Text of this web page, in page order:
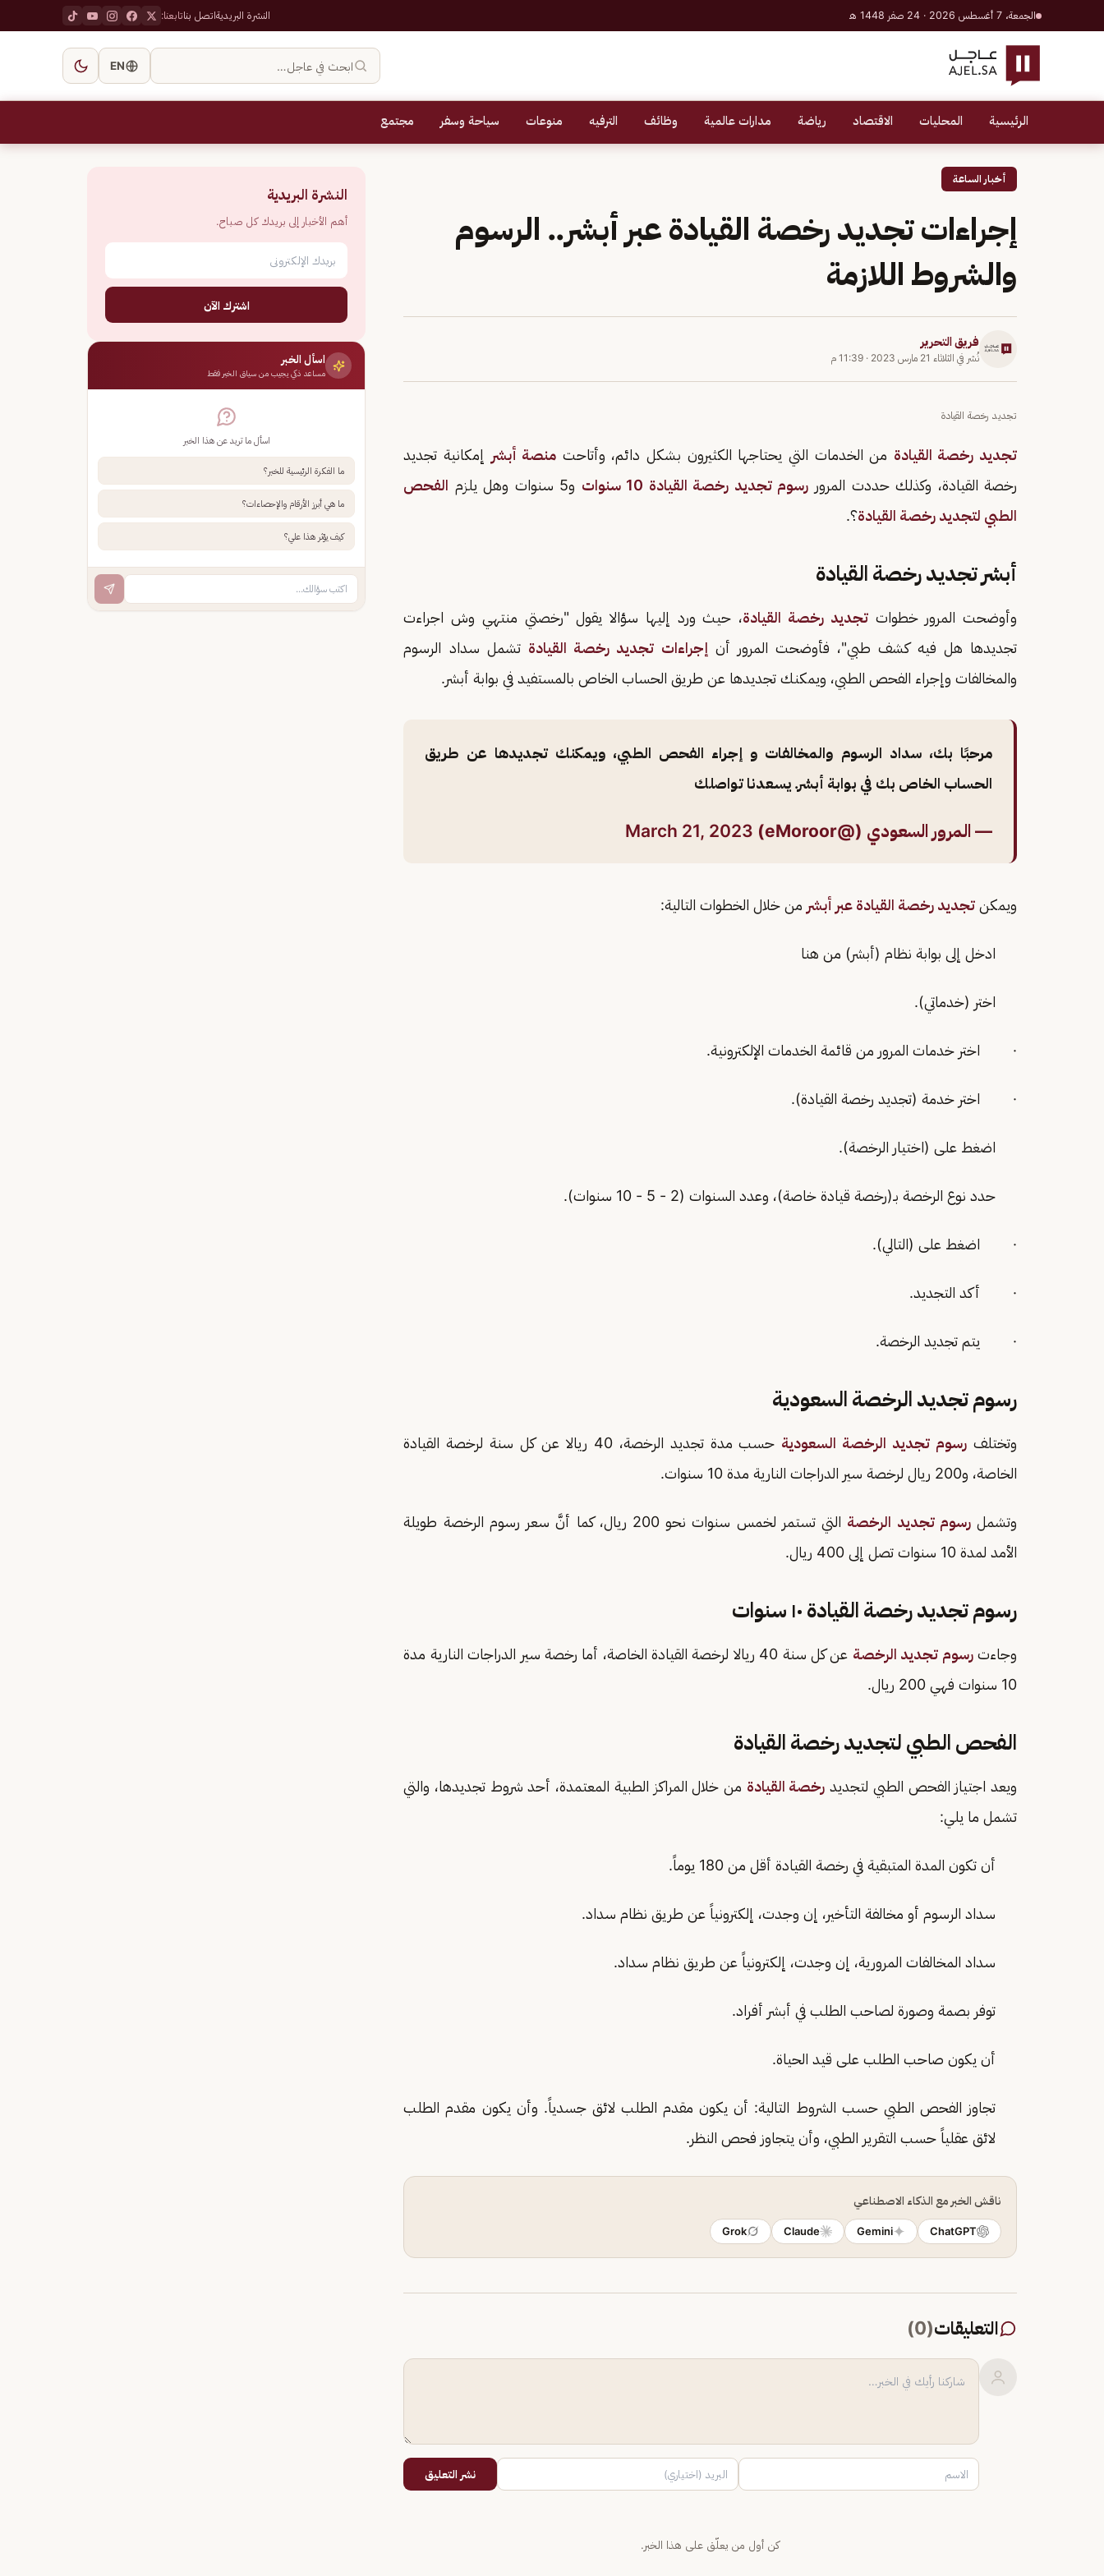
الجمعة، 7 أغسطس 2026 · 24 صفر 1448 هـ النشرة البريديةاتصل بناتابعنا:
ابحث في عاجل… EN
الرئيسية المحليات الاقتصاد رياضة مدارات عالمية وظائف الترفيه منوعات سياحة وسفر مجتمع
أخبار الساعة
إجراءات تجديد رخصة القيادة عبر أبشر.. الرسوم
والشروط اللازمة
فريق التحرير
نُشر في الثلاثاء 21 مارس 2023 · 11:39 م
تجديد رخصة القيادة
تجديد رخصة القيادة من الخدمات التي يحتاجها الكثيرون بشكل دائم، وأتاحت منصة أبشر
إمكانية تجديد
رخصة القيادة، وكذلك حددت المرور رسوم تجديد رخصة القيادة 10 سنوات و5 سنوات وهل يلزم
الفحص
الطبي لتجديد رخصة القيادة؟.
أبشر تجديد رخصة القيادة
وأوضحت المرور خطواتتجديد رخصة القيادة، حيث ورد إليها سؤالا يقول "رخصتي منتهي وش اجراءت
تجديدها هل فيه كشف طبي"، فأوضحت المرور أن إجراءات تجديد رخصة القيادة تشمل سداد الرسوم
والمخالفات وإجراء الفحص الطبي، ويمكنك تجديدها عن طريق الحساب الخاص بالمستفيد في بوابة أبشر.
مرحبًا بك، سداد الرسوم والمخالفات و إجراء الفحص الطبي، ويمكنك تجديدها عن طريق
الحساب الخاص بك في بوابة أبشر. يسعدنا تواصلك
— المرور السعودي (@eMoroor) March 21, 2023
ويمكن تجديد رخصة القيادة عبر أبشر من خلال الخطوات التالية:
ادخل إلى بوابة نظام (أبشر) من هنا
اختر (خدماتي).
· اختر خدمات المرور من قائمة الخدمات الإلكترونية.
· اختر خدمة (تجديد رخصة القيادة).
اضغط على (اختيار الرخصة).
حدد نوع الرخصة بـ(رخصة قيادة خاصة)، وعدد السنوات (2 - 5 - 10 سنوات).
· اضغط على (التالي).
· أكد التجديد.
· يتم تجديد الرخصة.
رسوم تجديد الرخصة السعودية
وتختلف رسوم تجديد الرخصة السعودية
حسب مدة تجديد الرخصة، 40 ريالا عن كل سنة لرخصة القيادة
الخاصة، و200 ريال لرخصة سير الدراجات النارية مدة 10 سنوات.
وتشملرسوم تجديد الرخصة
التي تستمر لخمس سنوات نحو 200 ريال، كما أنَّ سعر رسوم الرخصة طويلة
الأمد لمدة 10 سنوات تصل إلى 400 ريال.
رسوم تجديد رخصة القيادة ١٠ سنوات
وجاءترسوم تجديد الرخصة
عن كل سنة 40 ريالا لرخصة القيادة الخاصة، أما رخصة سير الدراجات النارية مدة
10 سنوات فهي 200 ريال.
الفحص الطبي لتجديد رخصة القيادة
ويعد اجتياز الفحص الطبي لتجديد رخصة القيادة من خلال المراكز الطبية المعتمدة، أحد شروط تجديدها، والتي
تشمل ما يلي:
أن تكون المدة المتبقية في رخصة القيادة أقل من 180 يوماً.
سداد الرسوم أو مخالفة التأخير، إن وجدت، إلكترونياً عن طريق نظام سداد.
سداد المخالفات المرورية، إن وجدت، إلكترونياً عن طريق نظام سداد.
توفر بصمة وصورة لصاحب الطلب في أبشر أفراد.
أن يكون صاحب الطلب على قيد الحياة.
تجاوز الفحص الطبي حسب الشروط التالية: أن يكون مقدم الطلب لائق جسدياً. وأن يكون مقدم الطلب
لائق عقلياً حسب التقرير الطبي، وأن يتجاوز فحص النظر.
ناقش الخبر مع الذكاء الاصطناعي
ChatGPT
Gemini
Claude
Grok
التعليقات(
0
)
نشر التعليق
كن أول من يعلّق على هذا الخبر.
النشرة البريدية
أهم الأخبار إلى بريدك كل صباح.
اشترك الآن
اسأل الخبر
مساعد ذكي يجيب من سياق الخبر فقط
اسأل ما تريد عن هذا الخبر
ما الفكرة الرئيسية للخبر؟
ما هي أبرز الأرقام والإحصاءات؟
كيف يؤثر هذا علي؟